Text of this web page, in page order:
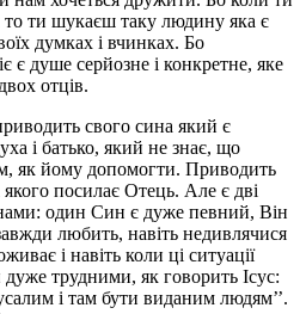
ти шукаєш таку людину яка є
думках і вчинках. Бо
є душе серйозне і конкретне, яке
отців.
свого сина який є
і батько, який не знає, що
як йому допомогти. Приводить
посилає Отець. Але є дві
один Син є дуже певний, Він
любить, навіть недивлячися
і навіть коли ці ситуації
трудними, як говорить Ісус:
і там бути виданим людям’’.